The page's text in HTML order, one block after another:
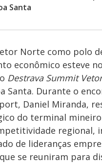
Santa
Norte como polo
econômico esteve
Destrava Summit
Santa. Durante o
Daniel Miranda,
do terminal
regional,
de lideranças
se reuniram para